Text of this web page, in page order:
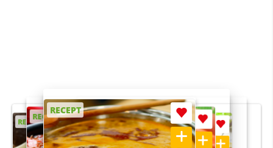
RECEPT
RECEPT
RECEPT
RECEPT
RECEPT